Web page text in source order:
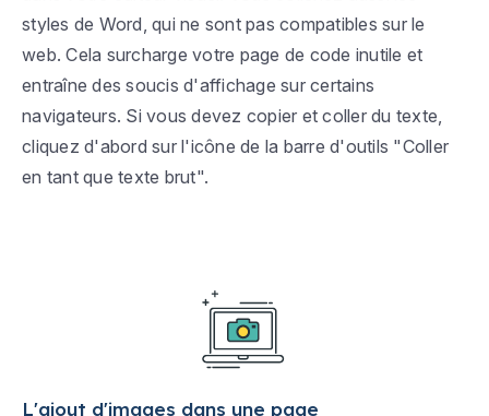
styles de Word, qui ne sont pas compatibles sur le
web. Cela surcharge votre page de code inutile et
entraîne des soucis d'affichage sur certains
navigateurs. Si vous devez copier et coller du texte,
cliquez d'abord sur l'icône de la barre d'outils "Coller
en tant que texte brut".
L'ajout d'images dans une page